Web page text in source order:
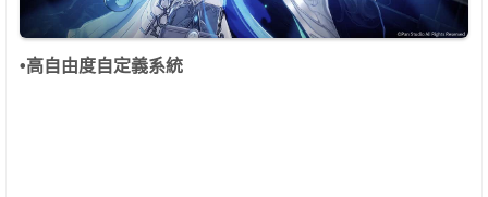
•高自由度自定義系統